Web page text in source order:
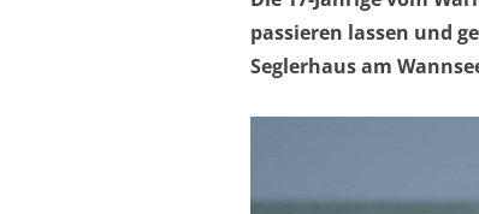
passieren lassen und
Seglerhaus am